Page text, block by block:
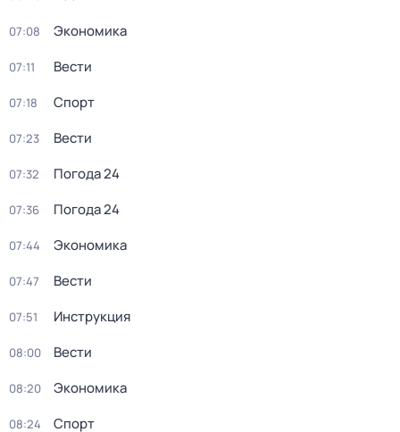
07:08 Экономика
07:11 Вести
07:18 Спорт
07:23 Вести
07:32 Погода 24
07:36 Погода 24
07:44 Экономика
07:47 Вести
07:51 Инструкция
08:00 Вести
08:20 Экономика
08:24 Спорт